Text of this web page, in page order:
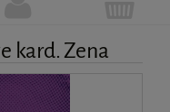
kard. Zena